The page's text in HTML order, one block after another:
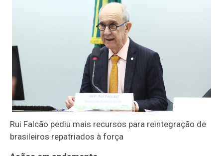
Rui Falcão pediu mais recursos para reintegração de
brasileiros repatriados à força